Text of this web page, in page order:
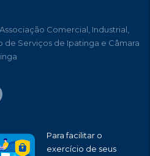
Comercial, Industrial,
Serviços de Ipatinga e Câmara
Para facilitar o
exercício de seus